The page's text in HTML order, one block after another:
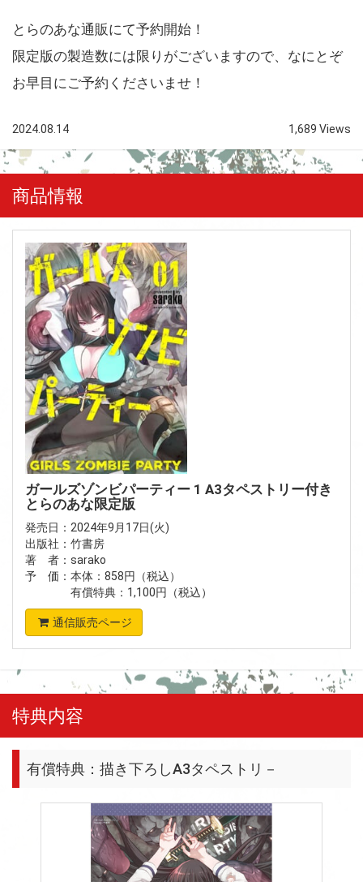
とらのあな通販にて予約開始！
限定版の製造数には限りがございますので、なにとぞ
お早目にご予約くださいませ！
2024.08.14 1,689 Views
商品情報
ガールズゾンビパーティー 1 A3タペストリー付き
とらのあな限定版
発売日：2024年9月17日(火)
出版社：竹書房
著 者：sarako
予 価：本体：858円（税込）
有償特典：1,100円（税込）
通信販売ページ
特典内容
有償特典：描き下ろしA3タペストリ－